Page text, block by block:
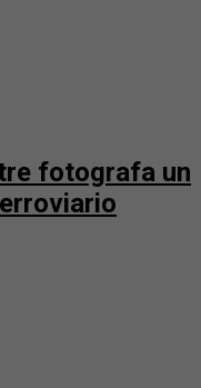
fotografa un